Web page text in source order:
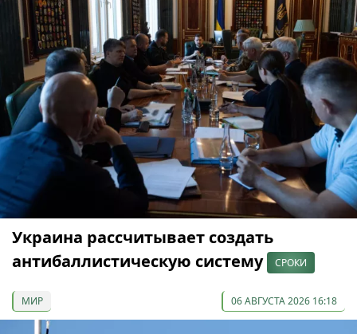
Украина рассчитывает создать
антибаллистическую систему
СРОКИ
МИР 06 АВГУСТА 2026 16:18